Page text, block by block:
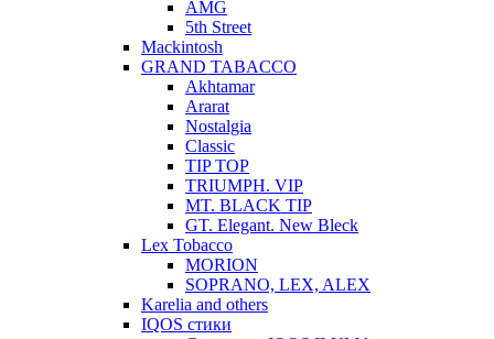
AMG
5th Street
Mackintosh
GRAND TABACCO
Akhtamar
Ararat
Nostalgia
Classic
TIP TOP
TRIUMPH. VIP
MT. BLACK TIP
GT. Elegant. New Bleck
Lex Tobacco
MORION
SOPRANO, LEX, ALEX
Karelia and others
IQOS стики